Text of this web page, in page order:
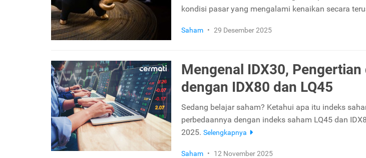
kondisi pasar yang mengalami kenaikan secara
Saham • 29 Desember 2025
Mengenal IDX30,
dengan IDX80 dan LQ45
Sedang belajar saham? Ketahui apa itu indeks
perbedaannya dengan indeks saham LQ45 dan
2025. Selengkapnya
Saham • 12 November 2025